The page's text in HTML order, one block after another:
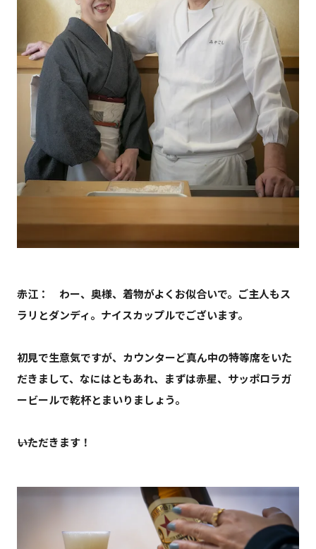
赤江： わー、奥様、着物がよくお似合いで。ご主人もス
ラリとダンディ。ナイスカップルでございます。
初見で生意気ですが、カウンターど真ん中の特等席をいた
だきまして、なにはともあれ、まずは赤星、サッポロラガ
ービールで乾杯とまいりましょう。
――いただきます！